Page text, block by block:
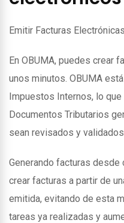
Emitir Facturas
En OBUMA, puedes crear
unos minutos. OBUMA
Impuestos Internos, lo
Documentos Tributarios
sean revisados y
Generando facturas
crear facturas a partir de
emitida, evitando de esta
tareas ya realizadas y